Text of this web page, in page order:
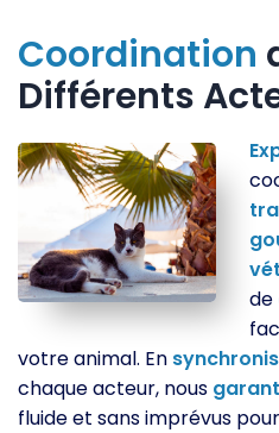
Coordination
Différents
de
votre animal. En
chaque acteur, nous
fluide et sans imprévus